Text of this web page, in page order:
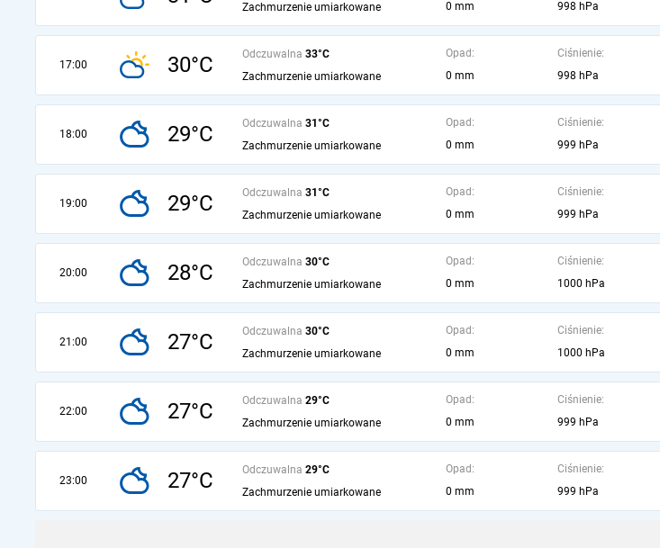
Zachmurzenie umiarkowane
0 mm
998 hPa
17:00 30°C Odczuwalna 33°C
Zachmurzenie umiarkowane
Opad:
0 mm
Ciśnienie:
998 hPa
18:00 29°C Odczuwalna 31°C
Zachmurzenie umiarkowane
Opad:
0 mm
Ciśnienie:
999 hPa
19:00 29°C Odczuwalna 31°C
Zachmurzenie umiarkowane
Opad:
0 mm
Ciśnienie:
999 hPa
20:00 28°C Odczuwalna 30°C
Zachmurzenie umiarkowane
Opad:
0 mm
Ciśnienie:
1000 hPa
21:00 27°C Odczuwalna 30°C
Zachmurzenie umiarkowane
Opad:
0 mm
Ciśnienie:
1000 hPa
22:00 27°C Odczuwalna 29°C
Zachmurzenie umiarkowane
Opad:
0 mm
Ciśnienie:
999 hPa
23:00 27°C Odczuwalna 29°C
Zachmurzenie umiarkowane
Opad:
0 mm
Ciśnienie:
999 hPa